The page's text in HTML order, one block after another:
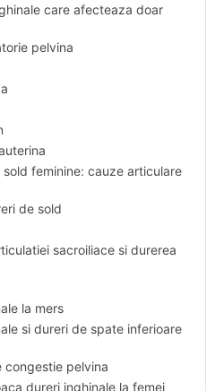
care afecteaza doar
pelvina
sold feminine: cauze articulare
de sold
sacroiliace si durerea
la mers
si dureri de spate inferioare
congestie pelvina
dureri inghinale la femei